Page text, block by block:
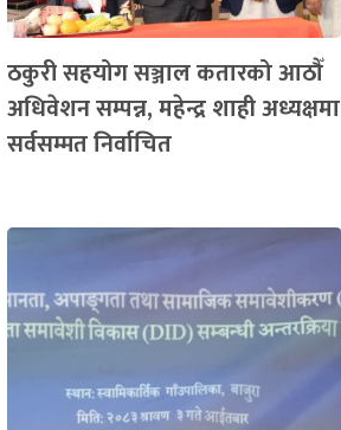
ठकुरी सहयोग सञ्जाल कतारको आठौँ
अधिवेशन सम्पन्न, महेन्द्र शाही अध्यक्षमा
सर्वसम्मत निर्वाचित